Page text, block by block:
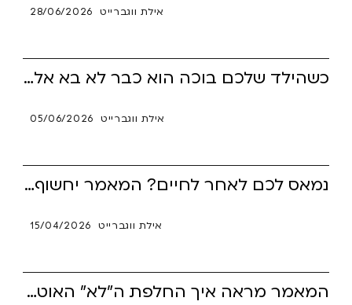
אילת ווגברייט 28/06/2026
כשהילד שלכם בוכה הוא כבר לא בא אליכם; הוא פותח מסך ומנהל שיחות נפש עמוקות וחשאיות עם צ'אטבוט בינה מלאכותית. המוח הקשבי (ADHD) מצא במכונה מענה נוירולוגי מושלם – זמינות מוחלטת ואפס שיפוטיות, אך המחיר הוא קפיאה קוגניטיבית ובדידות חברתית קשה במציאות. המאמר חושף את המנגנון הסמוי שמבודד את המתבגרים בחדרם ומעניק להורים את הכלים להפוך לעוגן בטוח שמחזיר את התקשורת האנושית הביתה.
אילת ווגברייט 05/06/2026
נמאס לכם לאחר לחיים? המאמר יחשוף את האמת על עיוורון זמן ויהפוך בושה להבנה מעצימה. דרך סיפורו של שרוליק תקבלו כלים להנהגת האנרגיה שלכם ובניית זהות שאוחזת בהגה המציאות. זהו המדריך למעבר מאופטימיות זמן הרסנית למנהיגות עצמית בטוחה ושליטה מלאה בחיים.
אילת ווגברייט 15/04/2026
המאמר מראה איך החלפת ה"לא" האוטומטי והמתגונן של הורים כלפי מתבגרים עם הפרעת קשב (ADHD) בגישה רכה של "בטח, למה לא?", שוברת את מעגל המאבקים השוחק, ממיסה את חומות ההגנה של הילד ופותחת פתח לשיתוף פעולה במקום מלחמה.